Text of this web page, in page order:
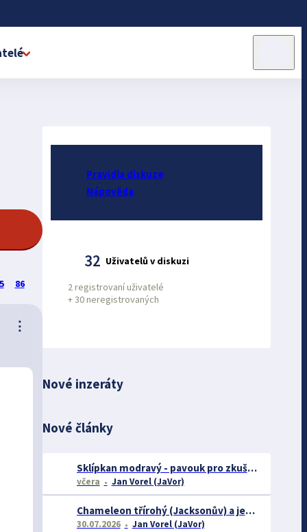
86
⋮
Pravidla diskuze
Nápověda
32 Uživatelů v diskuzi
2 registrovaní uživatelé
+30 neregistrovaných
Nové inzeráty
Nové články
Sklípkan modravý - pavouk pro zkušené chovatele
včera Jan Vorel (JaVor)
Chameleon třírohý (Jacksonův) a jeho chov
30.07.2026 Jan Vorel (JaVor)